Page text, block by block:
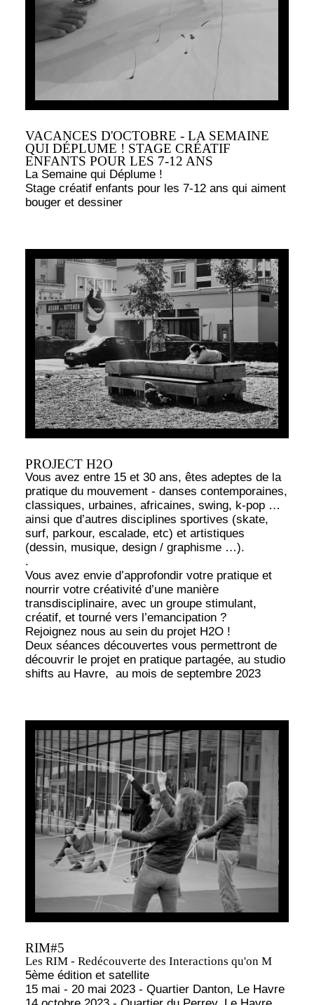
VACANCES D'OCTOBRE - LA SEMAINE
QUI DÉPLUME ! STAGE CRÉATIF
ENFANTS POUR LES 7-12 ANS
La Semaine qui Déplume !
Stage créatif enfants pour les 7-12 ans qui aiment
bouger et dessiner
PROJECT H2O
Vous avez entre 15 et 30 ans, êtes adeptes de la
pratique du mouvement - danses contemporaines,
classiques, urbaines, africaines, swing, k-pop …
ainsi que d’autres disciplines sportives (skate,
surf, parkour, escalade, etc) et artistiques
(dessin, musique, design / graphisme …).
.
Vous avez envie d’approfondir votre pratique et
nourrir votre créativité d’une manière
transdisciplinaire, avec un groupe stimulant,
créatif, et tourné vers l’emancipation ?
Rejoignez nous au sein du projet H2O !
Deux séances découvertes vous permettront de
découvrir le projet en pratique partagée, au studio
shifts au Havre, au mois de septembre 2023
RIM#5
Les RIM - Redécouverte des Interactions qu'on M
5ème édition et satellite
15 mai - 20 mai 2023 - Quartier Danton, Le Havre